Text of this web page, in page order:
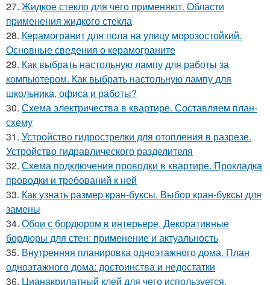
27. Жидкое стекло для чего применяют. Области
применения жидкого стекла
28. Керамогранит для пола на улицу морозостойкий.
Основные сведения о керамограните
29. Как выбрать настольную лампу для работы за
компьютером. Как выбрать настольную лампу для
школьника, офиса и работы?
30. Схема электричества в квартире. Составляем план-
схему
31. Устройство гидрострелки для отопления в разрезе.
Устройство гидравлического разделителя
32. Схема подключения проводки в квартире. Прокладка
проводки и требований к ней
33. Как узнать размер кран-буксы. Выбор кран-буксы для
замены
34. Обои с бордюром в интерьере. Декоративные
бордюры для стен: применение и актуальность
35. Внутренняя планировка одноэтажного дома. План
одноэтажного дома: достоинства и недостатки
36. Цианакрилатный клей для чего используется.